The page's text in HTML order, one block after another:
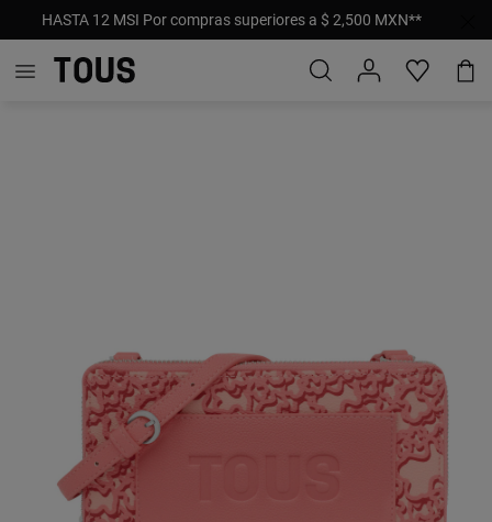
HASTA 12 MSI Por compras superiores a $ 2,500 MXN**